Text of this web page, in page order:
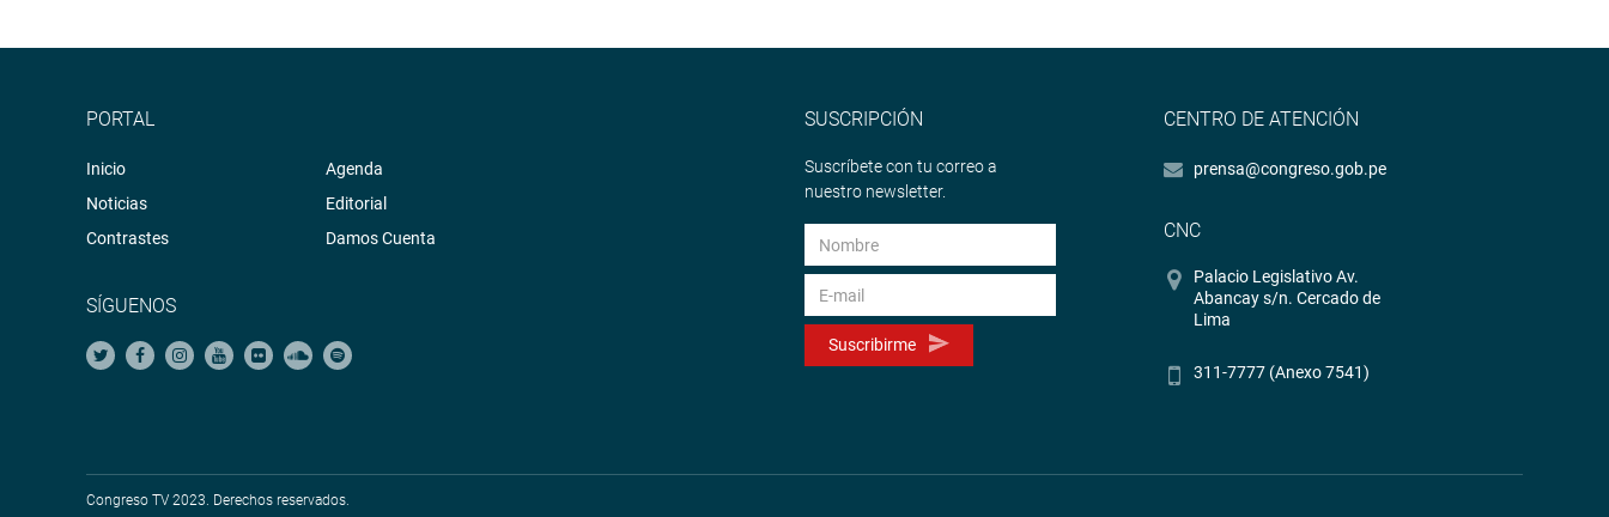
PORTAL
Inicio
Noticias
Contrastes
Agenda
Editorial
Damos Cuenta
SÍGUENOS
SUSCRIPCIÓN
Suscríbete con tu correo a
nuestro newsletter.
Suscribirme
CENTRO DE ATENCIÓN
prensa@congreso.gob.pe
CNC
Palacio Legislativo Av.
Abancay s/n. Cercado de
Lima
311-7777 (Anexo 7541)
Congreso TV 2023. Derechos reservados.